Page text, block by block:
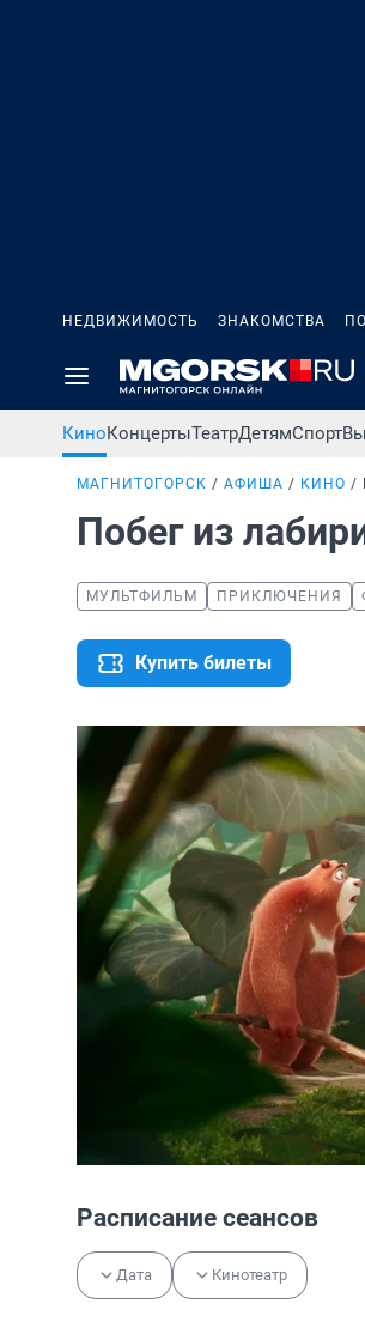
НЕДВИЖИМОСТЬ ЗНАКОМСТВА
КиноКонцертыТеатрДетямСпорт
МАГНИТОГОРСК АФИША КИНО
Побег из
МУЛЬТФИЛЬМ ПРИКЛЮЧЕНИЯ
Купить билеты
Расписание сеансов
Дата Кинотеатр